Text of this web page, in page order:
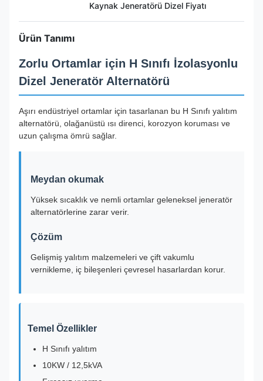
Kaynak Jeneratörü Dizel Fiyatı
Ürün Tanımı
Zorlu Ortamlar için H Sınıfı İzolasyonlu
Dizel Jeneratör Alternatörü
Aşırı endüstriyel ortamlar için tasarlanan bu H Sınıfı yalıtım
alternatörü, olağanüstü ısı direnci, korozyon koruması ve
uzun çalışma ömrü sağlar.
Meydan okumak
Yüksek sıcaklık ve nemli ortamlar geleneksel jeneratör
alternatörlerine zarar verir.
Çözüm
Gelişmiş yalıtım malzemeleri ve çift vakumlu
vernikleme, iç bileşenleri çevresel hasarlardan korur.
Temel Özellikler
H Sınıfı yalıtım
10KW / 12,5kVA